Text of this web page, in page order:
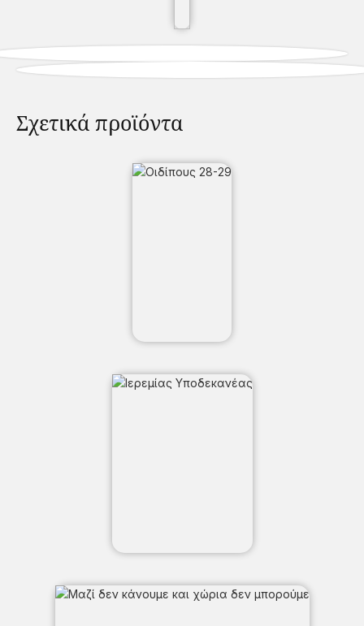
Σχετικά προϊόντα